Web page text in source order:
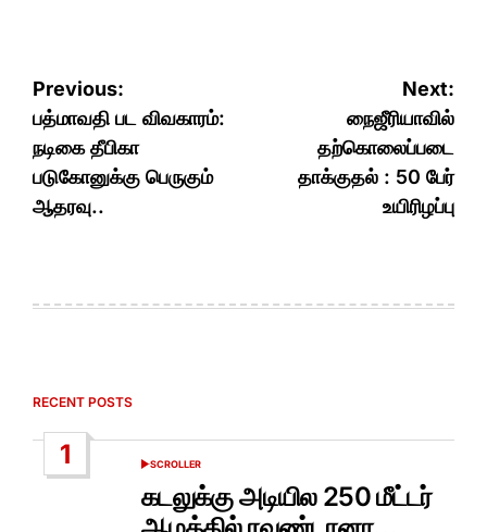
Post
navigation
Previous:
பத்மாவதி பட விவகாரம்:
நடிகை தீபிகா
படுகோனுக்கு பெருகும்
ஆதரவு..
Next:
நைஜீரியாவில்
தற்கொலைப்படை
தாக்குதல் : 50 பேர்
உயிரிழப்பு
RECENT POSTS
1
POSTED
SCROLLER
கடலுக்கு அடியில 250 மீட்டர்